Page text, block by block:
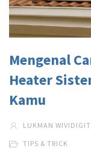
Mengenal
Heater
Kamu
LUKMAN
TIPS & TRICK